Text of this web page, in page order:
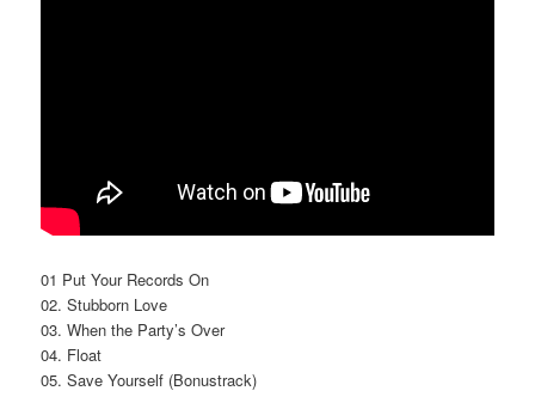
01 Put Your Records On
02. Stubborn Love
03. When the Party’s Over
04. Float
05. Save Yourself (Bonustrack)